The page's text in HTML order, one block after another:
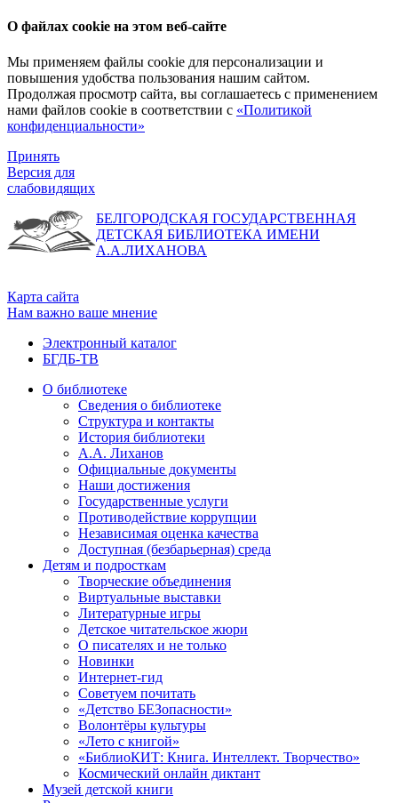
О файлах cookie на этом веб-сайте
Мы применяем файлы cookie для персонализации и
повышения удобства пользования нашим сайтом.
Продолжая просмотр сайта, вы соглашаетесь с применением
нами файлов cookie в соответствии с «Политикой
конфиденциальности»
Принять
Версия для
слабовидящих
БЕЛГОРОДСКАЯ ГОСУДАРСТВЕННАЯ
ДЕТСКАЯ БИБЛИОТЕКА ИМЕНИ
А.А.ЛИХАНОВА
Карта сайта
Нам важно ваше мнение
Электронный каталог
БГДБ-ТВ
О библиотеке
Сведения о библиотеке
Структура и контакты
История библиотеки
А.А. Лиханов
Официальные документы
Наши достижения
Государственные услуги
Противодействие коррупции
Независимая оценка качества
Доступная (безбарьерная) среда
Детям и подросткам
Творческие объединения
Виртуальные выставки
Литературные игры
Детское читательское жюри
О писателях и не только
Новинки
Интернет-гид
Советуем почитать
«Детство БЕЗопасности»
Волонтёры культуры
«Лето с книгой»
«БиблиоКИТ: Книга. Интеллект. Творчество»
Космический онлайн диктант
Музей детской книги